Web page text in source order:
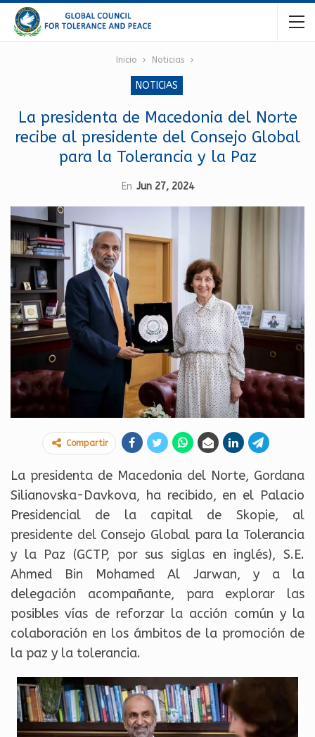
Inicio Noticias
NOTICIAS
La presidenta de Macedonia del Norte
recibe al presidente del Consejo Global
para la Tolerancia y la Paz
En Jun 27, 2024
Compartir
La presidenta de Macedonia del Norte, Gordana
Silianovska-Davkova, ha recibido, en el Palacio
Presidencial de la capital de Skopie, al
presidente del Consejo Global para la Tolerancia
y la Paz (GCTP, por sus siglas en inglés), S.E.
Ahmed Bin Mohamed Al Jarwan, y a la
delegación acompañante, para explorar las
posibles vías de reforzar la acción común y la
colaboración en los ámbitos de la promoción de
la paz y la tolerancia.